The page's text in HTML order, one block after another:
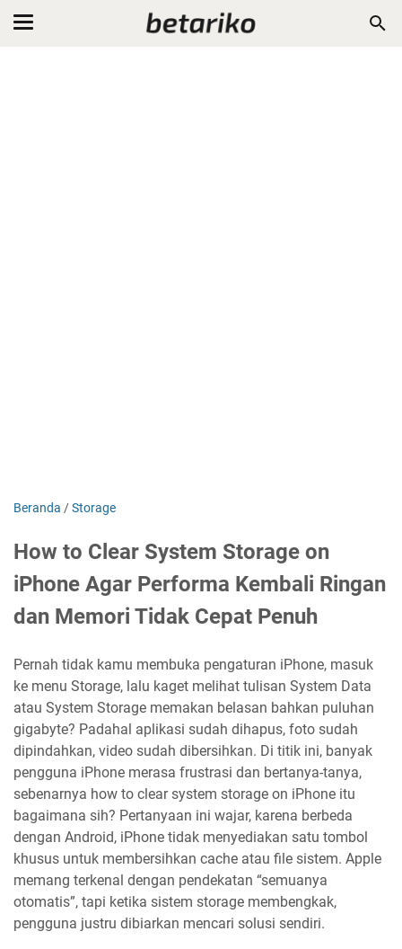
Beranda /Storage
How to Clear System Storage on
iPhone Agar Performa Kembali Ringan
dan Memori Tidak Cepat Penuh
Pernah tidak kamu membuka pengaturan iPhone, masuk
ke menu Storage, lalu kaget melihat tulisan System Data
atau System Storage memakan belasan bahkan puluhan
gigabyte? Padahal aplikasi sudah dihapus, foto sudah
dipindahkan, video sudah dibersihkan. Di titik ini, banyak
pengguna iPhone merasa frustrasi dan bertanya-tanya,
sebenarnya how to clear system storage on iPhone itu
bagaimana sih? Pertanyaan ini wajar, karena berbeda
dengan Android, iPhone tidak menyediakan satu tombol
khusus untuk membersihkan cache atau file sistem. Apple
memang terkenal dengan pendekatan “semuanya
otomatis”, tapi ketika sistem storage membengkak,
pengguna justru dibiarkan mencari solusi sendiri.